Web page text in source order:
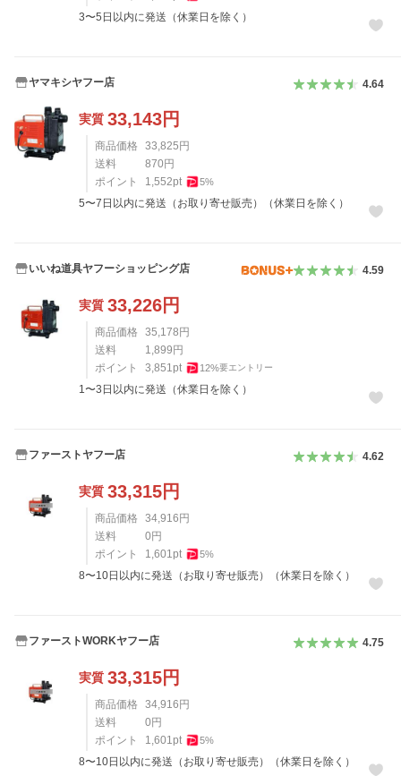
3〜5日以内に発送（休業日を除く）
ヤマキシヤフー店 4.64
実質 33,143円
商品価格 33,825 円
送料
870 円
ポイント
1,552pt 5%
5〜7日以内に発送（お取り寄せ販売）（休業日を除く）
いいね道具ヤフーショッピング店 4.59
実質 33,226円
商品価格 35,178 円
送料
1,899 円
ポイント
3,851pt 12%要エントリー
1〜3日以内に発送（休業日を除く）
ファーストヤフー店 4.62
実質 33,315円
商品価格 34,916 円
送料
0 円
ポイント
1,601pt 5%
8〜10日以内に発送（お取り寄せ販売）（休業日を除く）
ファーストWORKヤフー店 4.75
実質 33,315円
商品価格 34,916 円
送料
0 円
ポイント
1,601pt 5%
8〜10日以内に発送（お取り寄せ販売）（休業日を除く）